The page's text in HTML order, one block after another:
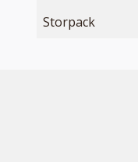
Storpack